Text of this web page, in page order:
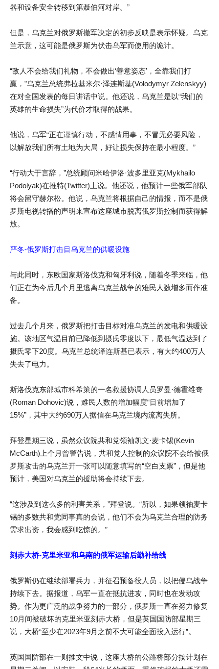
器和设备安全转移到第聂伯河对岸。”
但是，乌克兰对俄罗斯撤军决定的初步反映是表示怀疑。乌克
兰示意，这可能是俄罗斯为伏击乌军而使用的诡计。
“敌人不会给我们礼物，不会做出‘善意姿态’，全靠我们打
赢，”乌克兰总统弗拉基米尔·泽连斯基(Volodymyr Zelenskyy)
在对全国发表的每日讲话中说。他还说，乌克兰是以“我们的
英雄的生命损失”为代价才取得的战果。
他说，乌军“正在谨慎行动，不感情用事，不冒无必要风险，
以解放我们所有土地为大局，好让损失保持在最小程度。”
“行动大于言辞，”总统顾问米哈伊洛·波多里亚克(Mykhailo
Podolyak)在推特(Twitter)上说。他还说，他预计一些俄军部队
将会留守赫尔松。他说，乌克兰将根据自己的情报，而不是俄
罗斯电视转播的声明来宣布这座城市脱离俄罗斯控制而获得解
放。
严冬-俄罗斯打击目乌克兰的供暖设施
与此同时，东欧国家斯洛伐克和匈牙利说，随着冬季来临，他
们正在为今后几个月里逃离乌克兰战争的难民人数增多而作准
备。
过去几个月来，俄罗斯把打击目标对准乌克兰的发电和供暖设
施。该地区气温目前已降低到摄氏零度以下，最低气温达到了
摄氏零下20度。乌克兰总统泽连斯基已表示，有大约400万人
失去了电力。
斯洛伐克东部城市科希策的一名救援协调人员罗曼·德霍维奇
(Roman Dohovic)说，难民人数的增加幅度“目前增加了
15%”，其中大约690万人据信在乌克兰境内流离失所。
拜登星期三说，虽然众议院共和党领袖凯文·麦卡锡(Kevin
McCarth)上个月曾警告说，共和党人控制的众议院不会给被俄
罗斯攻击的乌克兰开一张可以随意填写的“空白支票”，但是他
预计，美国对乌克兰的援助将会持续下去。
“这涉及到这么多的利害关系，”拜登说。“所以，如果领袖麦卡
锡的多数共和党同事真的会说，他们不会为乌克兰合理的防务
需求出资，我会感到吃惊的。”
刻赤大桥-克里米亚和乌南的俄军运输后勤补给线
俄罗斯仍在继续部署兵力，并征召预备役人员，以把侵乌战争
持续下去。据报道，乌军一直在抵抗进攻，同时也在发动攻
势。作为更广泛的战争努力的一部分，俄罗斯一直在努力修复
10月间被破坏的克里米亚刻赤大桥，但是英国国防部星期三
说，大桥“至少在2023年9月之前不大可能全面投入运行”。
英国国防部在一则推文中说，这座大桥的公路桥部分按计划在